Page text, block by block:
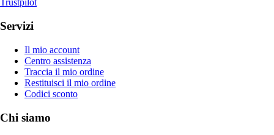
Trustpilot
Servizi
Il mio account
Centro assistenza
Traccia il mio ordine
Restituisci il mio ordine
Codici sconto
Chi siamo